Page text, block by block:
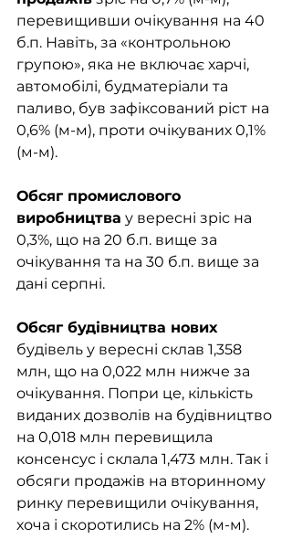
перевищивши очікування на 40
б.п. Навіть, за «контрольною
групою», яка не включає харчі,
автомобілі, будматеріали та
паливо, був зафіксований ріст на
0,6% (м-м), проти очікуваних 0,1%
(м-м).
Обсяг промислового
виробництва у вересні зріс на
0,3%, що на 20 б.п. вище за
очікування та на 30 б.п. вище за
Обсяг будівництва нових
будівель у вересні склав 1,358
млн, що на 0,022 млн нижче за
очікування. Попри це, кількість
виданих дозволів на будівництво
на 0,018 млн перевищила
консенсус і склала 1,473 млн. Так і
обсяги продажів на вторинному
ринку перевищили очікування,
хоча і скоротились на 2% (м-м).